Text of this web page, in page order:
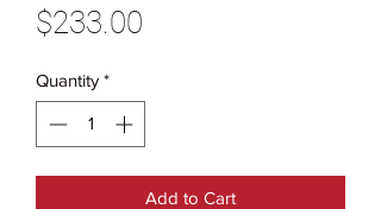
$233.00
Quantity *
Add to Cart